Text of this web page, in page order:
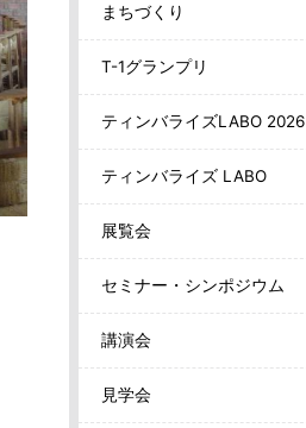
まちづくり
T-1グランプリ
ティンバライズLABO 2026
ティンバライズ LABO
展覧会
セミナー・シンポジウム
講演会
見学会